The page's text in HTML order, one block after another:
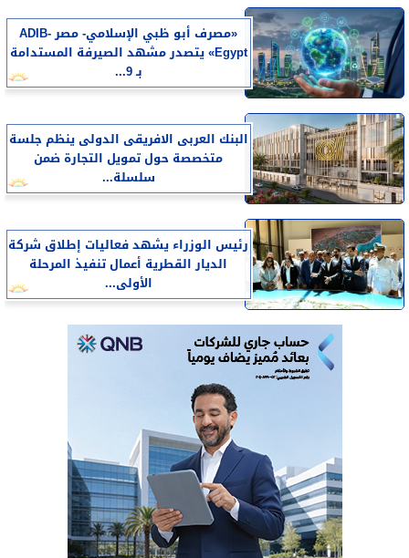
«مصرف أبو ظبي الإسلامي- مصر ADIB-
Egypt» يتصدر مشهد الصيرفة المستدامة
بـ 9...
البنك العربى الافريقى الدولى ينظم جلسة
متخصصة حول تمويل التجارة ضمن
سلسلة...
رئيس الوزراء يشهد فعاليات إطلاق شركة
الديار القطرية أعمال تنفيذ المرحلة
الأولى...